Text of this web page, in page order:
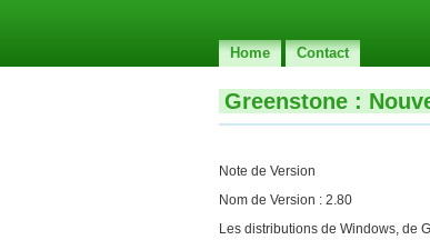
Home Contact
Greenstone :
Note de Version
Nom de Version : 2.80
Les distributions de Windows, de